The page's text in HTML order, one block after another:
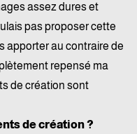
assez dures et
pas proposer cette
apporter au contraire de
repensé ma
de création sont
de création ?